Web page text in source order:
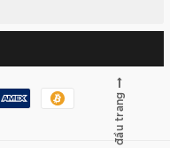
Lên đầu trang